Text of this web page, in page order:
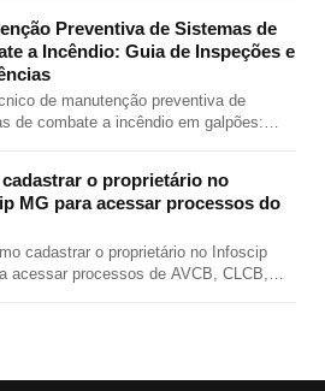
Preventiva de Sistemas de
a Incêndio: Guia de Inspeções e
de manutenção preventiva de
de combate a incêndio em galpões:
o proprietário no
MG para acessar processos do
cadastrar o proprietário no Infoscip
acessar processos de AVCB, CLCB,